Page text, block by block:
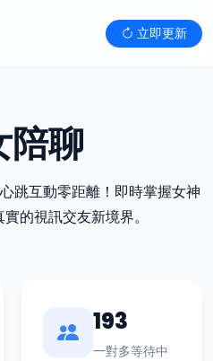
立即更新
陪聊
跳互動零距離！即時掌握女神
的視訊交友新境界。
193
一對多等待中